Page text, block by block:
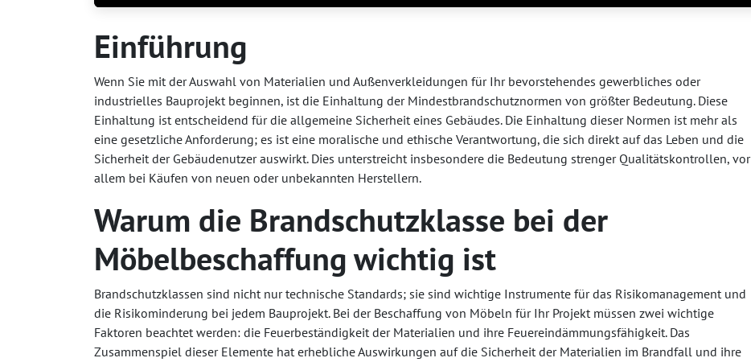
Einführung
Wenn Sie mit der Auswahl von Materialien und Außenverkleidungen für Ihr bevorstehendes gewerbliches oder
industrielles Bauprojekt beginnen, ist die Einhaltung der Mindestbrandschutznormen von größter Bedeutung. Diese
Einhaltung ist entscheidend für die allgemeine Sicherheit eines Gebäudes. Die Einhaltung dieser Normen ist mehr als
eine gesetzliche Anforderung; es ist eine moralische und ethische Verantwortung, die sich direkt auf das Leben und die
Sicherheit der Gebäudenutzer auswirkt. Dies unterstreicht insbesondere die Bedeutung strenger Qualitätskontrollen, vor
allem bei Käufen von neuen oder unbekannten Herstellern.
Warum die Brandschutzklasse bei der
Möbelbeschaffung wichtig ist
Brandschutzklassen sind nicht nur technische Standards; sie sind wichtige Instrumente für das Risikomanagement und
die Risikominderung bei jedem Bauprojekt. Bei der Beschaffung von Möbeln für Ihr Projekt müssen zwei wichtige
Faktoren beachtet werden: die Feuerbeständigkeit der Materialien und ihre Feuereindämmungsfähigkeit. Das
Zusammenspiel dieser Elemente hat erhebliche Auswirkungen auf die Sicherheit der Materialien im Brandfall und ihre